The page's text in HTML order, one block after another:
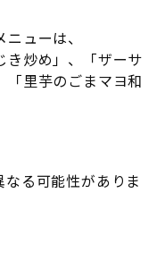
ューは、
き炒め」、「ザーサ
「里芋のごまマヨ和
る可能性がありま